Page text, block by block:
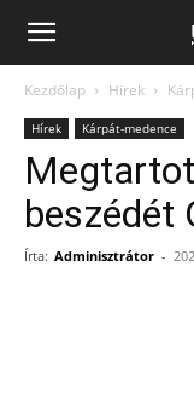
Kezdőlap Hírek
Hírek Kárpát-medence
beszédét
Írta: Adminisztrátor -